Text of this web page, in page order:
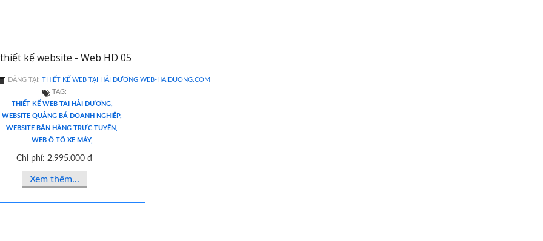
kế website - Web HD 05
ĐĂNG TẠI: THIẾT KẾ WEB TẠI HẢI DƯƠNG WEB-HAIDUONG.COM
TAG:
THIẾT KẾ WEB TẠI HẢI DƯƠNG,
WEBSITE QUẢNG BÁ DOANH NGHIỆP,
WEBSITE BÁN HÀNG TRỰC TUYẾN,
WEB Ô TÔ XE MÁY,
Chi phí: 2.995.000 đ
Xem thêm...